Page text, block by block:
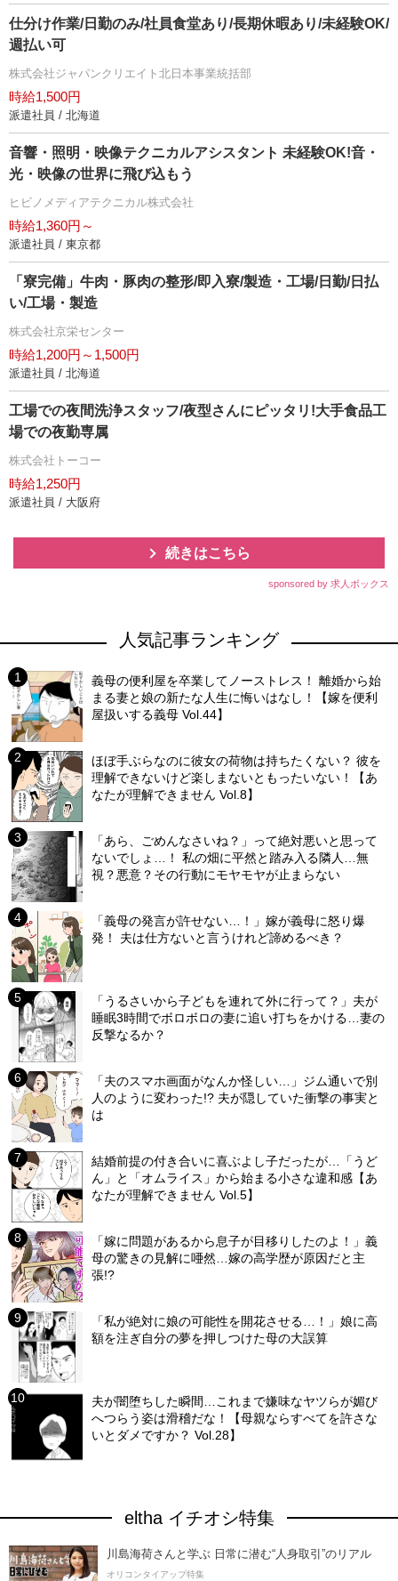
仕分け作業/日勤のみ/社員食堂あり/長期休暇あり/未経験OK/
週払い可
株式会社ジャパンクリエイト北日本事業統括部
時給1,500円
派遣社員 / 北海道
音響・照明・映像テクニカルアシスタント 未経験OK!音・
光・映像の世界に飛び込もう
ヒビノメディアテクニカル株式会社
時給1,360円～
派遣社員 / 東京都
「寮完備」牛肉・豚肉の整形/即入寮/製造・工場/日勤/日払
い/工場・製造
株式会社京栄センター
時給1,200円～1,500円
派遣社員 / 北海道
工場での夜間洗浄スタッフ/夜型さんにピッタリ!大手食品工
場での夜勤専属
株式会社トーコー
時給1,250円
派遣社員 / 大阪府
続きはこちら
sponsored by 求人ボックス
人気記事ランキング
義母の便利屋を卒業してノーストレス！ 離婚から始
まる妻と娘の新たな人生に悔いはなし！【嫁を便利
屋扱いする義母 Vol.44】
ほぼ手ぶらなのに彼女の荷物は持ちたくない？ 彼を
理解できないけど楽しまないともったいない！【あ
なたが理解できません Vol.8】
「あら、ごめんなさいね？」って絶対悪いと思って
ないでしょ…！ 私の畑に平然と踏み入る隣人…無
視？悪意？その行動にモヤモヤが止まらない
「義母の発言が許せない…！」嫁が義母に怒り爆
発！ 夫は仕方ないと言うけれど諦めるべき？
「うるさいから子どもを連れて外に行って？」夫が
睡眠3時間でボロボロの妻に追い打ちをかける…妻の
反撃なるか？
「夫のスマホ画面がなんか怪しい…」ジム通いで別
人のように変わった!? 夫が隠していた衝撃の事実と
は
結婚前提の付き合いに喜ぶよし子だったが…「うど
ん」と「オムライス」から始まる小さな違和感【あ
なたが理解できません Vol.5】
「嫁に問題があるから息子が目移りしたのよ！」義
母の驚きの見解に唖然…嫁の高学歴が原因だと主
張!?
「私が絶対に娘の可能性を開花させる…！」娘に高
額を注ぎ自分の夢を押しつけた母の大誤算
夫が闇堕ちした瞬間…これまで嫌味なヤツらが媚び
へつらう姿は滑稽だな！【母親ならすべてを許さな
いとダメですか？ Vol.28】
eltha イチオシ特集
川島海荷さんと学ぶ 日常に潜む“人身取引”のリアル
オリコンタイアップ特集